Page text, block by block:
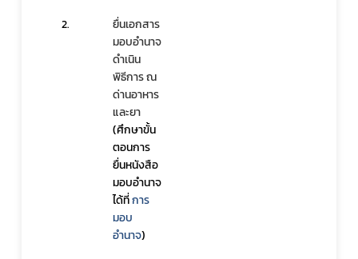
2.
ยื่นเอกสาร
มอบอำนาจ
ดำเนิน
พิธีการ ณ
ด่านอาหาร
(ศึกษาขั้น
ตอนการ
ยื่นหนังสือ
มอบอำนาจ
ได้ที่ การ
มอบ
อำนาจ)